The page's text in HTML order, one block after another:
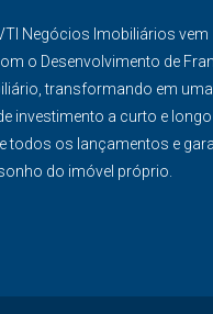
Negócios Imobiliários vem
o Desenvolvimento de
transformando em uma
investimento a curto e longo
todos os lançamentos e
do imóvel próprio.